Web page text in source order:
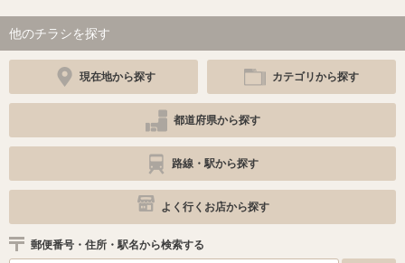
他のチラシを探す
現在地から探す カテゴリから探す
都道府県から探す
路線・駅から探す
よく行くお店から探す
郵便番号・住所・駅名から検索する